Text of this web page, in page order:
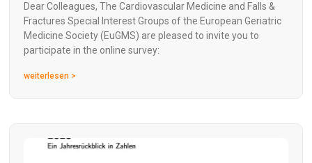
Dear Colleagues, The Cardiovascular Medicine and Falls &
Fractures Special Interest Groups of the European Geriatric
Medicine Society (EuGMS) are pleased to invite you to
participate in the online survey:
weiterlesen >